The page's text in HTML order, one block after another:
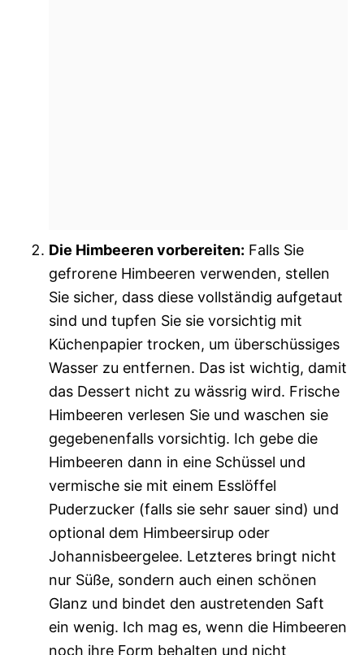
Die Himbeeren vorbereiten: Falls Sie
gefrorene Himbeeren verwenden, stellen
Sie sicher, dass diese vollständig aufgetaut
sind und tupfen Sie sie vorsichtig mit
Küchenpapier trocken, um überschüssiges
Wasser zu entfernen. Das ist wichtig, damit
das Dessert nicht zu wässrig wird. Frische
Himbeeren verlesen Sie und waschen sie
gegebenenfalls vorsichtig. Ich gebe die
Himbeeren dann in eine Schüssel und
vermische sie mit einem Esslöffel
Puderzucker (falls sie sehr sauer sind) und
optional dem Himbeersirup oder
Johannisbeergelee. Letzteres bringt nicht
nur Süße, sondern auch einen schönen
Glanz und bindet den austretenden Saft
ein wenig. Ich mag es, wenn die Himbeeren
noch ihre Form behalten und nicht